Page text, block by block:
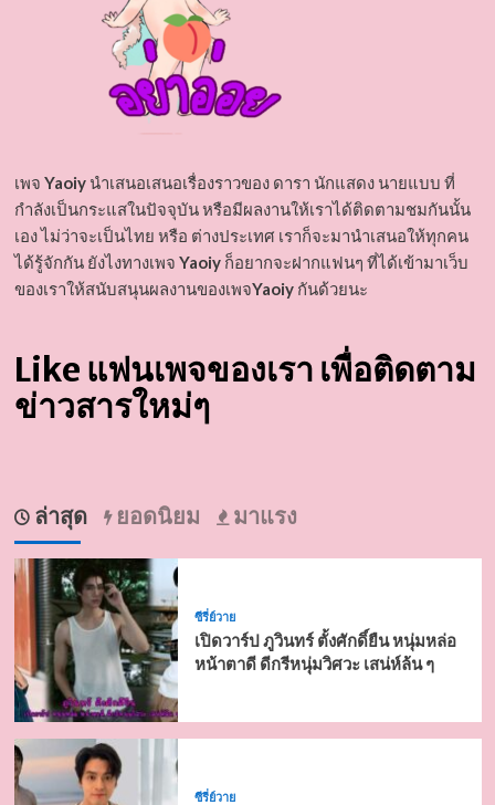
เพจ Yaoiyนำเสนอเสนอเรื่องราวของ ดารา นักแสดง นายแบบ ที่
กำลังเป็นกระแสในปัจจุบัน หรือมีผลงานให้เราได้ติดตามชมกันนั้น
เอง ไม่ว่าจะเป็นไทย หรือ ต่างประเทศ เราก็จะมานำเสนอให้ทุกคน
ได้รู้จักกัน ยังไงทางเพจ Yaoiyก็อยากจะฝากแฟนๆ ที่ได้เข้ามาเว็บ
ของเราให้สนับสนุนผลงานของเพจYaoiyกันด้วยนะ
Like แฟนเพจของเรา เพื่อติดตาม
ข่าวสารใหม่ๆ
ล่าสุด ยอดนิยม มาแรง
ซีรี่ย์วาย
เปิดวาร์ป ภูวินทร์ ตั้งศักดิ์ยืน หนุ่มหล่อ
หน้าตาดี ดีกรีหนุ่มวิศวะ เสน่ห์ล้น ๆ
ซีรี่ย์วาย